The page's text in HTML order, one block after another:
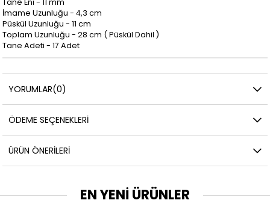
Tane Eni - 11 mm
İmame Uzunluğu - 4,3 cm
Püskül Uzunluğu - 11 cm
Toplam Uzunluğu - 28 cm ( Püskül Dahil )
Tane Adeti - 17 Adet
YORUMLAR(0)
ÖDEME SEÇENEKLERI
ÜRÜN ÖNERILERI
EN YENİ ÜRÜNLER